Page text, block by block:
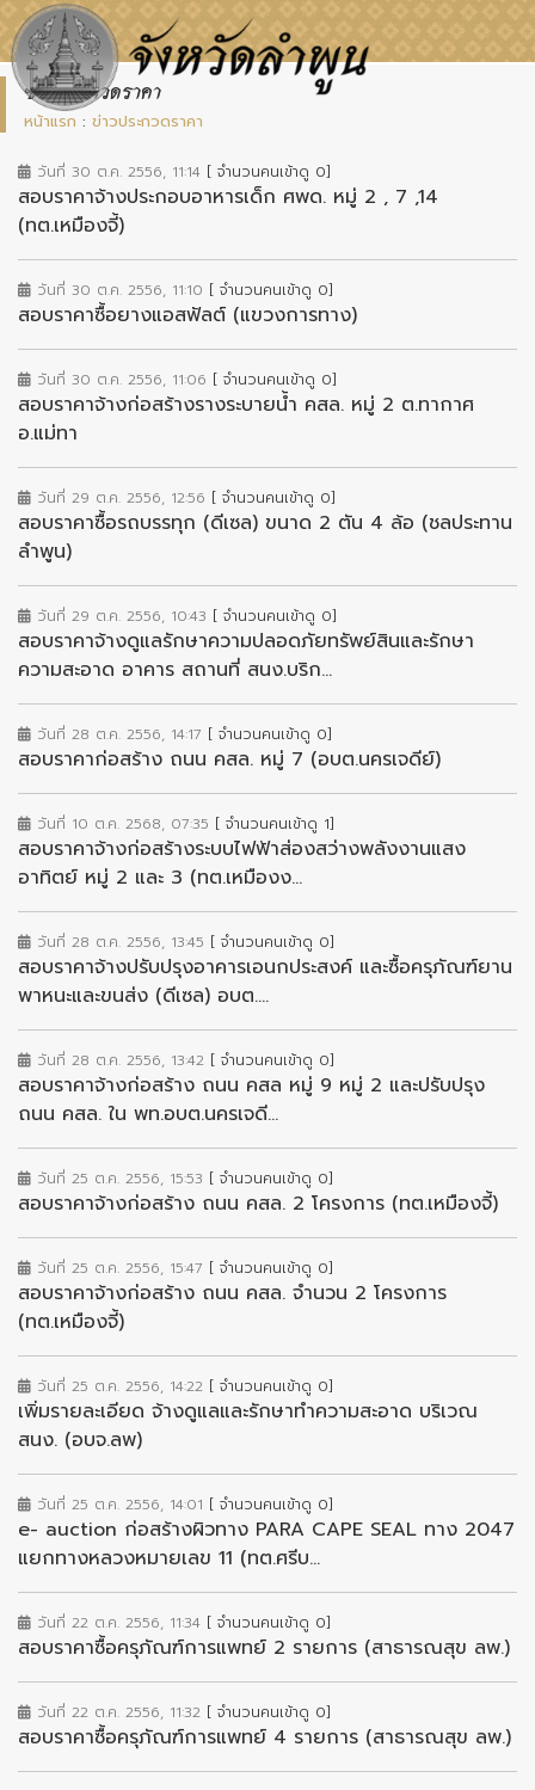
ข่าวประกวดราคา
หน้าแรก : ข่าวประกวดราคา
วันที่ 30 ต.ค. 2556, 11:14 [ จำนวนคนเข้าดู 0]
สอบราคาจ้างประกอบอาหารเด็ก ศพด. หมู่ 2 , 7 ,14
(ทต.เหมืองจี้)
วันที่ 30 ต.ค. 2556, 11:10 [ จำนวนคนเข้าดู 0]
สอบราคาซื้อยางแอสฟัลต์ (แขวงการทาง)
วันที่ 30 ต.ค. 2556, 11:06 [ จำนวนคนเข้าดู 0]
สอบราคาจ้างก่อสร้างรางระบายน้ำ คสล. หมู่ 2 ต.ทากาศ
อ.แม่ทา
วันที่ 29 ต.ค. 2556, 12:56 [ จำนวนคนเข้าดู 0]
สอบราคาซื้อรถบรรทุก (ดีเซล) ขนาด 2 ตัน 4 ล้อ (ชลประทาน
ลำพูน)
วันที่ 29 ต.ค. 2556, 10:43 [ จำนวนคนเข้าดู 0]
สอบราคาจ้างดูแลรักษาความปลอดภัยทรัพย์สินและรักษา
ความสะอาด อาคาร สถานที่ สนง.บริก...
วันที่ 28 ต.ค. 2556, 14:17 [ จำนวนคนเข้าดู 0]
สอบราคาก่อสร้าง ถนน คสล. หมู่ 7 (อบต.นครเจดีย์)
วันที่ 10 ต.ค. 2568, 07:35 [ จำนวนคนเข้าดู 1]
สอบราคาจ้างก่อสร้างระบบไฟฟ้าส่องสว่างพลังงานแสง
อาทิตย์ หมู่ 2 และ 3 (ทต.เหมืองง...
วันที่ 28 ต.ค. 2556, 13:45 [ จำนวนคนเข้าดู 0]
สอบราคาจ้างปรับปรุงอาคารเอนกประสงค์ และซื้อครุภัณฑ์ยาน
พาหนะและขนส่ง (ดีเซล) อบต....
วันที่ 28 ต.ค. 2556, 13:42 [ จำนวนคนเข้าดู 0]
สอบราคาจ้างก่อสร้าง ถนน คสล หมู่ 9 หมู่ 2 และปรับปรุง
ถนน คสล. ใน พท.อบต.นครเจดี...
วันที่ 25 ต.ค. 2556, 15:53 [ จำนวนคนเข้าดู 0]
สอบราคาจ้างก่อสร้าง ถนน คสล. 2 โครงการ (ทต.เหมืองจี้)
วันที่ 25 ต.ค. 2556, 15:47 [ จำนวนคนเข้าดู 0]
สอบราคาจ้างก่อสร้าง ถนน คสล. จำนวน 2 โครงการ
(ทต.เหมืองจี้)
วันที่ 25 ต.ค. 2556, 14:22 [ จำนวนคนเข้าดู 0]
เพิ่มรายละเอียด จ้างดูแลและรักษาทำความสะอาด บริเวณ
สนง. (อบจ.ลพ)
วันที่ 25 ต.ค. 2556, 14:01 [ จำนวนคนเข้าดู 0]
e- auction ก่อสร้างผิวทาง PARA CAPE SEAL ทาง 2047
แยกทางหลวงหมายเลข 11 (ทต.ศรีบ...
วันที่ 22 ต.ค. 2556, 11:34 [ จำนวนคนเข้าดู 0]
สอบราคาซื้อครุภัณฑ์การแพทย์ 2 รายการ (สาธารณสุข ลพ.)
วันที่ 22 ต.ค. 2556, 11:32 [ จำนวนคนเข้าดู 0]
สอบราคาซื้อครุภัณฑ์การแพทย์ 4 รายการ (สาธารณสุข ลพ.)